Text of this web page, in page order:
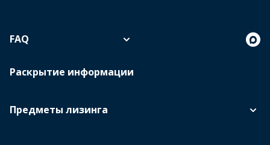
Предметы лизинга
FAQ
Раскрытие информации